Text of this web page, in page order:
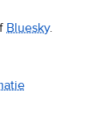
Bluesky.